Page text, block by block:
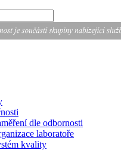
dle odbornosti
laboratoře
kvality